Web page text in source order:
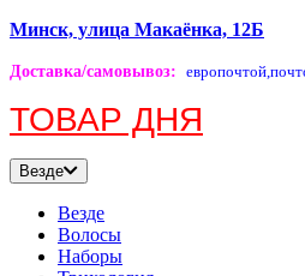
Минск, улица Макаёнка, 12Б
Доставка/самовывоз: европочтой,
ТОВАР ДНЯ
Везде
Везде
Волосы
Наборы